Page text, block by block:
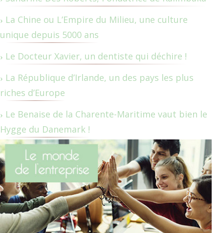
La Chine ou L’Empire du Milieu, une culture
unique depuis 5000 ans
Le Docteur Xavier, un dentiste qui déchire !
La République d’Irlande, un des pays les plus
riches d’Europe
Le Benaise de la Charente-Maritime vaut bien le
Hygge du Danemark !